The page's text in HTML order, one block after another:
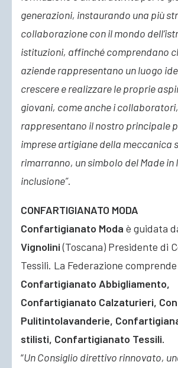
generazioni, instaurando una più
collaborazione con il mondo
istituzioni, affinché comprendano
aziende rappresentano un luogo
crescere e realizzare le proprie
giovani, come anche i collaboratori,
rappresentano il nostro principale
imprese artigiane della meccanica
rimarranno, un simbolo del Made in
inclusione”.
CONFARTIGIANATO MODA
Confartigianato Moda è guidata
Vignolini(Toscana) Presidente di
Tessili. La Federazione comprende
Confartigianato Abbigliamento,
Confartigianato Calzaturieri,
Pulitintolavanderie,
stilisti, Confartigianato Tessili.
“Un Consiglio direttivo rinnovato,